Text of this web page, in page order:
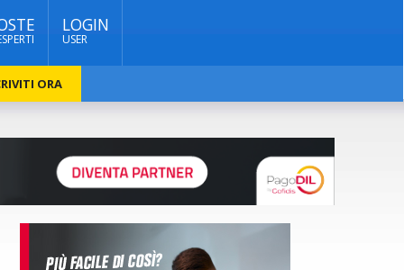
LOGIN
USER
ORA